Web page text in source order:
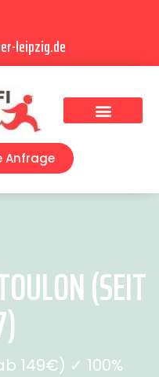
leipzig.de
Anfrage
(SEIT
149€) ✓ 100%